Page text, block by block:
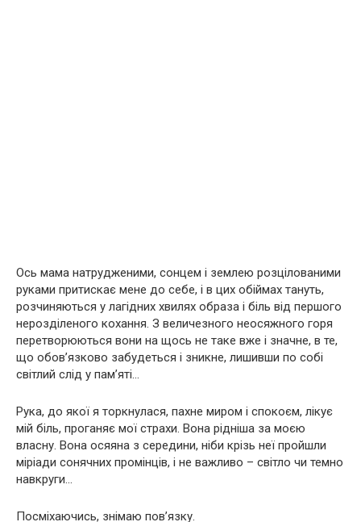
Ось мама натрудженими, сонцем і землею розцілованими
руками притискає мене до себе, і в цих обіймах тануть,
розчиняються у лагідних хвилях образа і біль від першого
нерозділеного кохання. З величезного неосяжного горя
перетворюються вони на щось не таке вже і значне, в те,
що обов’язково забудеться і зникне, лишивши по собі
світлий слід у пам’яті…
Рука, до якої я торкнулася, пахне миром і спокоєм, лікує
мій біль, проганяє мої страхи. Вона рідніша за моєю
власну. Вона осяяна з середини, ніби крізь неї пройшли
міріади сонячних промінців, і не важливо – світло чи темно
навкруги…
Посміхаючись, знімаю пов’язку.